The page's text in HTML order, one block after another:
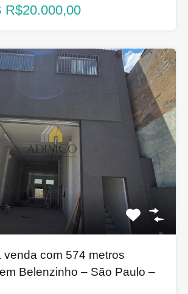
R$20.000,00
venda com 574 metros
Belenzinho – São Paulo –